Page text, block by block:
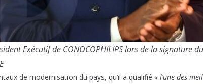
Exécutif de CONOCOPHILIPS lors de la signature
de modernisation du pays, qu’il a qualifié « l’une des